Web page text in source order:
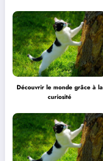
Découvrir le monde grâce à la
curiosité